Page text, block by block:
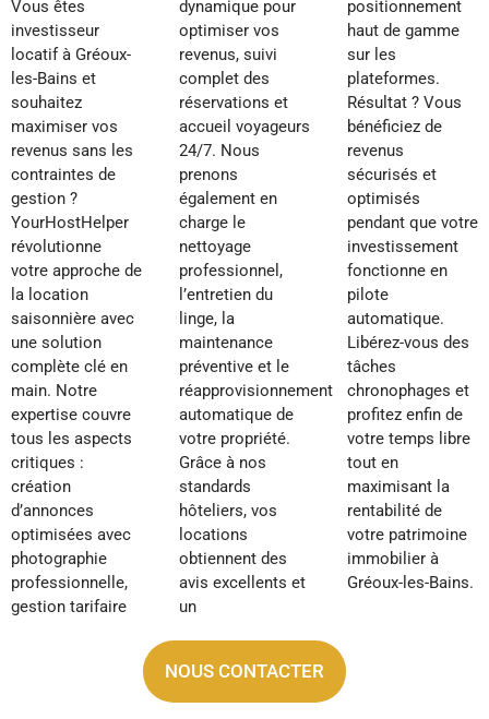
Vous êtes
investisseur
locatif à Gréoux-
les-Bains et
souhaitez
maximiser vos
revenus sans les
contraintes de
gestion ?
YourHostHelper
révolutionne
votre approche de
la location
saisonnière avec
une solution
complète clé en
main. Notre
expertise couvre
tous les aspects
critiques :
création
d’annonces
optimisées avec
photographie
professionnelle,
gestion tarifaire
dynamique pour
optimiser vos
revenus, suivi
complet des
réservations et
accueil voyageurs
24/7. Nous
prenons
également en
charge le
nettoyage
professionnel,
l’entretien du
linge, la
maintenance
préventive et le
réapprovisionnement
automatique de
votre propriété.
Grâce à nos
standards
hôteliers, vos
locations
obtiennent des
avis excellents et
un
positionnement
haut de gamme
sur les
plateformes.
Résultat ? Vous
bénéficiez de
revenus
sécurisés et
optimisés
pendant que votre
investissement
fonctionne en
pilote
automatique.
Libérez-vous des
tâches
chronophages et
profitez enfin de
votre temps libre
tout en
maximisant la
rentabilité de
votre patrimoine
immobilier à
Gréoux-les-Bains.
NOUS CONTACTER